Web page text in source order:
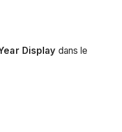
Display dans le